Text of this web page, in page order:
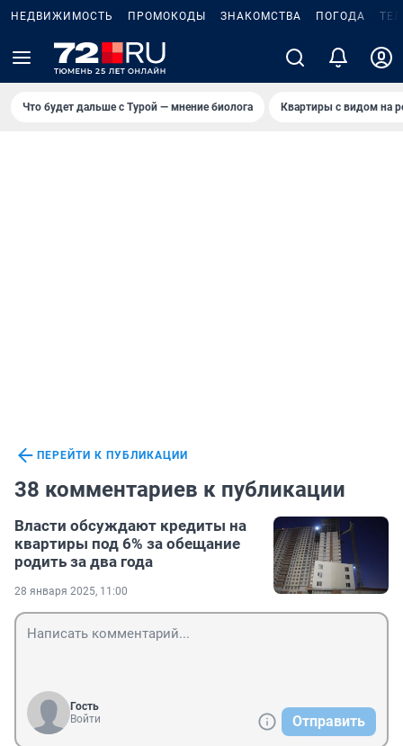
НЕДВИЖИМОСТЬ ПРОМОКОДЫ ЗНАКОМСТВА ПОГОДА
Что будет дальше с Турой — мнение биолога Квартиры с видом на
ПЕРЕЙТИ К ПУБЛИКАЦИИ
38 комментариев к публикации
Власти обсуждают кредиты на
квартиры под 6% за обещание
родить за два года
28 января 2025, 11:00
Гость
Войти
Отправить